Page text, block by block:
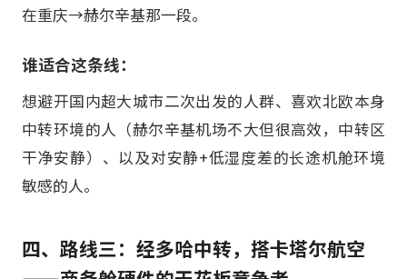
在重庆→赫尔辛基那一段。
谁适合这条线：
想避开国内超大城市二次出发的人群、喜欢北欧本身
中转环境的人（赫尔辛基机场不大但很高效，中转区
干净安静）、以及对安静+低湿度差的长途机舱环境
敏感的人。
四、路线三：经多哈中转，搭卡塔尔航空